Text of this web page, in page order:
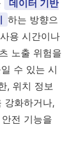
데이터 기반
하는 방향으
용 시간이나
노출 위험을
수 있는 시
, 위치 정보
강화하거나,
전 기능을